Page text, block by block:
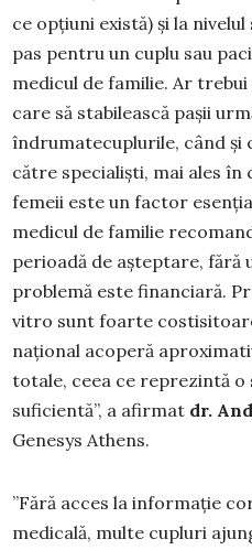
ce opțiuni există) și la
pas pentru un cuplu sau
medicul de familie. Ar
care să stabilească pașii
îndrumatecuplurile, când și
către specialiști, mai ales
femeii este un factor
medicul de familie
perioadă de așteptare, fără
problemă este financiară.
vitro sunt foarte
național acoperă
totale, ceea ce reprezintă o
suficientă”, a afirmat dr.
Genesys Athens.
”Fără acces la informație
medicală, multe cupluri